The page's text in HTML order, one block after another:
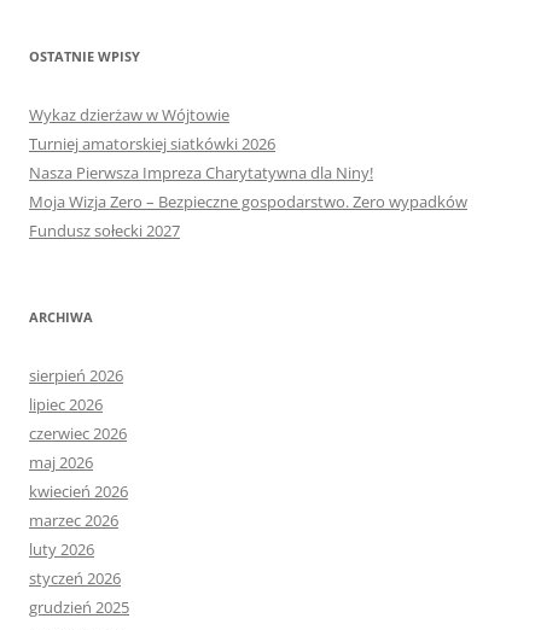
OSTATNIE WPISY
Wykaz dzierżaw w Wójtowie
Turniej amatorskiej siatkówki 2026
Nasza Pierwsza Impreza Charytatywna dla Niny!
Moja Wizja Zero – Bezpieczne gospodarstwo. Zero wypadków
Fundusz sołecki 2027
ARCHIWA
sierpień 2026
lipiec 2026
czerwiec 2026
maj 2026
kwiecień 2026
marzec 2026
luty 2026
styczeń 2026
grudzień 2025